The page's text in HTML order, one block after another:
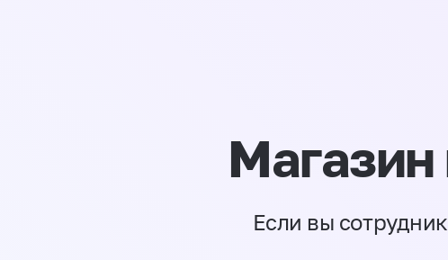
Магазин
Если вы